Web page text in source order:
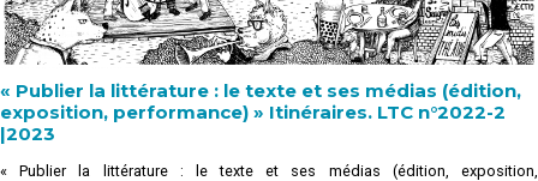
« Publier la littérature : le texte et ses médias (édition,
exposition, performance) » Itinéraires. LTC n°2022-2
|2023
« Publier la littérature : le texte et ses médias (édition, exposition,